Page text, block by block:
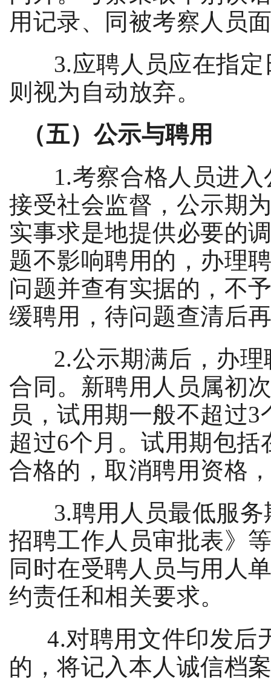
用记录、同被考察人员
3.应聘人员应在指
则视为自动放弃。
（五）公示与聘用
1.考察合格人员进
接受社会监督，公示期
实事求是地提供必要的
题不影响聘用的，办理
问题并查有实据的，不
缓聘用，待问题查清后
2.公示期满后，办
合同。新聘用人员属初
员，试用期一般不超过3
超过6个月。试用期包括
合格的，取消聘用资格
3.聘用人员最低服务
招聘工作人员审批表》
同时在受聘人员与用人
约责任和相关要求。
4.对聘用文件印发后
的，将记入本人诚信档